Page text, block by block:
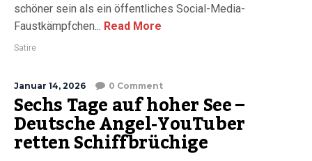
schöner sein als ein öffentliches Social-Media-
Faustkämpfchen... Read More
Satire
Januar 14, 2026 0 Comment
Sechs Tage auf hoher See –
Deutsche Angel-YouTuber
retten Schiffbrüchige